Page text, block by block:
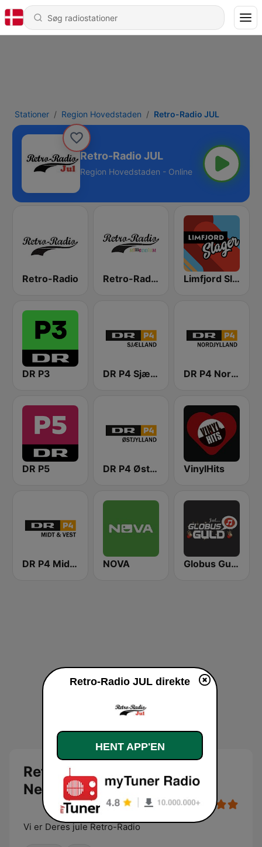
Stationer Region Hovedstaden Retro-Radio JUL
Retro-Radio JUL
Region Hovedstaden - Online
Retro-Radio Retro-Radio Millennium Limfjord Slager
DR P3 DR P4 Sjælland DR P4 Nordjylland
DR P5 DR P4 Østjyllands VinylHits
DR P4 Midt & Vest NOVA Globus Guld Jul
Retro-Radio JUL direkte -
Netradio online
Vi er Deres jule Retro-Radio
Retro-Radio JUL direkte
HENT APP'EN